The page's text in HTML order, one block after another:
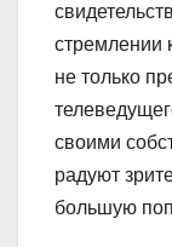
стремлении
не только
своими
радуют
большую